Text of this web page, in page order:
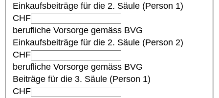
Einkaufsbeiträge für die 2. Säule (Person 1)
CHF
berufliche Vorsorge gemäss BVG
Einkaufsbeiträge für die 2. Säule (Person 2)
CHF
berufliche Vorsorge gemäss BVG
Beiträge für die 3. Säule (Person 1)
CHF